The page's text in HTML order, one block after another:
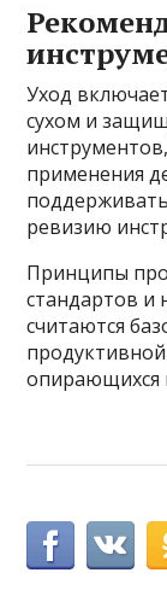
Уход
сухом и
применения
ревизию
Принципы
стандартов и
считаются
опирающихся